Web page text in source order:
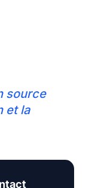
source
et la